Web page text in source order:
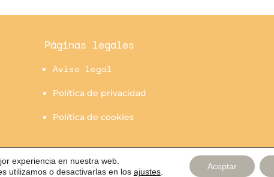
Páginas legales
Aviso legal
Política de privacidad
Política de cookies
Copyright 2022 Miriam | 2026 Design by Miriam Bau!
experiencia en nuestra web.
utilizamos o desactivarlas en los ajustes.
Aceptar